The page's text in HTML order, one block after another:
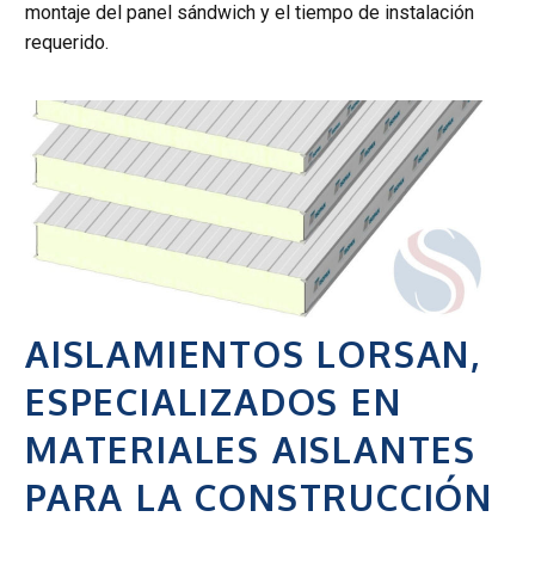
montaje del panel sándwich y el tiempo de instalación
requerido.
AISLAMIENTOS LORSAN,
ESPECIALIZADOS EN
MATERIALES AISLANTES
PARA LA CONSTRUCCIÓN